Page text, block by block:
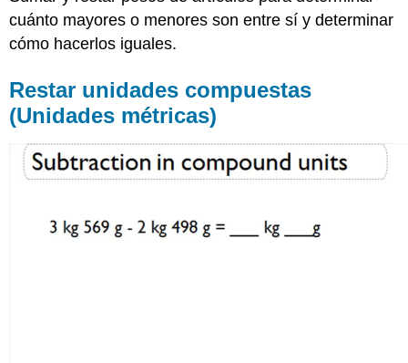
compuestas
(Unidades
métricas)
de
una
y
cálculos
de
pasos
para
cuánto mayores o menores son entre sí y determinar
cómo hacerlos iguales.
Restar unidades compuestas
(Unidades métricas)